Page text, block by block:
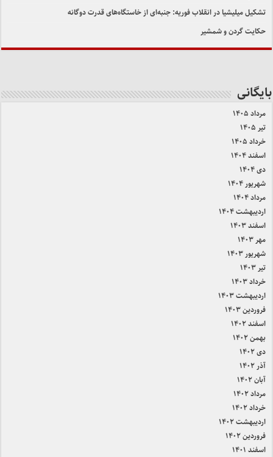
تشکیل میلیشیا در انقلاب فوریه: جنبه‌ای از خاستگاه‌های قدرت دوگانه
حکایت گردن و شمشیر
بایگانی
مرداد ۱۴۰۵
تیر ۱۴۰۵
خرداد ۱۴۰۵
اسفند ۱۴۰۴
دی ۱۴۰۴
شهریور ۱۴۰۴
مرداد ۱۴۰۴
اردیبهشت ۱۴۰۴
اسفند ۱۴۰۳
مهر ۱۴۰۳
شهریور ۱۴۰۳
تیر ۱۴۰۳
خرداد ۱۴۰۳
اردیبهشت ۱۴۰۳
فروردین ۱۴۰۳
اسفند ۱۴۰۲
بهمن ۱۴۰۲
دی ۱۴۰۲
آذر ۱۴۰۲
آبان ۱۴۰۲
مرداد ۱۴۰۲
خرداد ۱۴۰۲
اردیبهشت ۱۴۰۲
فروردین ۱۴۰۲
اسفند ۱۴۰۱